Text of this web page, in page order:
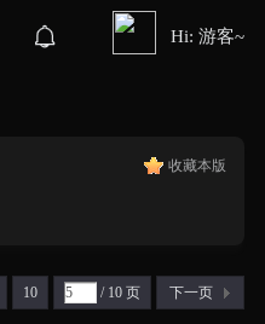
Hi: 游客~
收藏本版
10 / 10 页 下一页